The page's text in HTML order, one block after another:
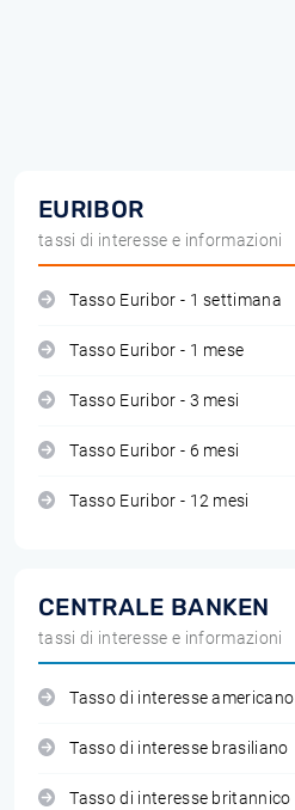
EURIBOR
tassi di interesse e informazioni
Tasso Euribor - 1 settimana
Tasso Euribor - 1 mese
Tasso Euribor - 3 mesi
Tasso Euribor - 6 mesi
Tasso Euribor - 12 mesi
CENTRALE BANKEN
tassi di interesse e informazioni
Tasso di interesse americano
Tasso di interesse brasiliano
Tasso di interesse britannico